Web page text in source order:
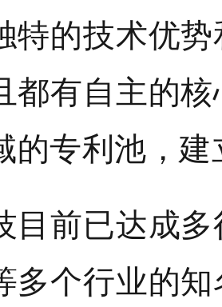
特的技术优
都有自主的
的专利池，
目前已达成
多个行业的